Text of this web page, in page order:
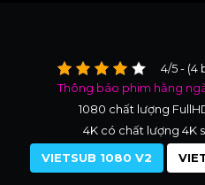
4/5 - (4
Thông báo phim hằng
1080 chất lượng
4K có chất lượng 4K
VIETSUB 1080 V2